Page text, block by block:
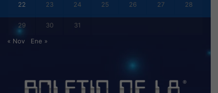
22 23 24 25 26 27 28
29 30 31
« Nov Ene »